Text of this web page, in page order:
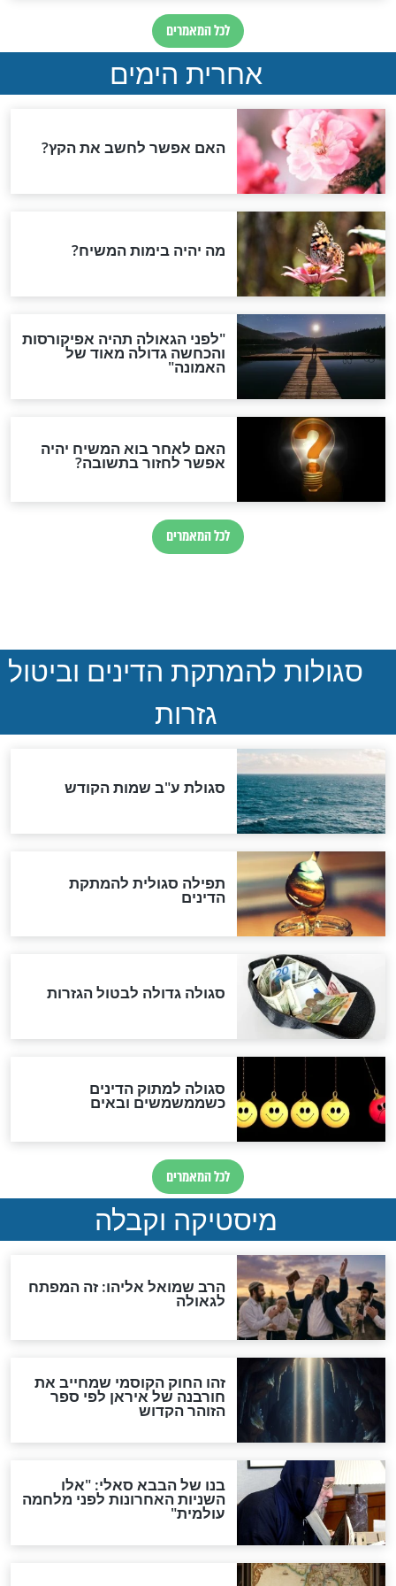
לא תאמינו מי אבות אבותיו
של המשיח!
העמוקה של צום
תענית יז בתמוז
חדשות יהדות
הותר לפרסום: לוחמי מילואים
נהרגו בדרום לבנון
ההסכם החשאי של טראמפ
המסמך האבוד שנחשף
במרתפי מוסקבה: כתב היד
הנדיר של הרשב"ם התגלה
"מודה לקב"ה על כל השנים"
לכל המאמרים
אחרית הימים
האם אפשר לחשב את הקץ?
מה יהיה בימות המשיח?
"לפני הגאולה תהיה אפיקורסות
והכחשה גדולה מאוד של
אפשר לחזור בתשובה?
לכל המאמרים